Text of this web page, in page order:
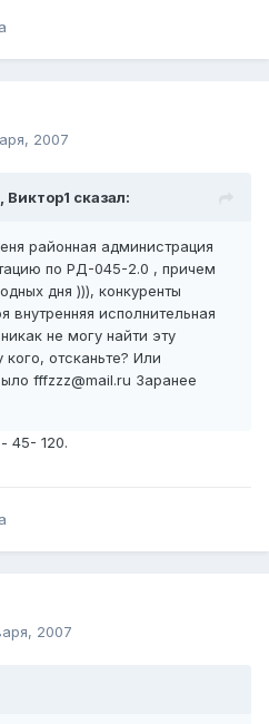
2007
сказал:
районная администрация
по РД-045-2.0 , причем
дня ))), конкуренты
внутренняя исполнительная
не могу найти эту
отсканьте? Или
fffzzz@mail.ru Заранее
45- 120.
2007